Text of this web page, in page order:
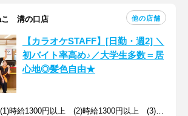
こ 溝の口店 他の店舗
【カラオケSTAFF】[日勤・週2] ＼
初バイト率高め♪／大学生多数＝居
心地◎髪色自由★
(1)時給1300円以上 (2)時給1300円以上 (3)時給1300円以上